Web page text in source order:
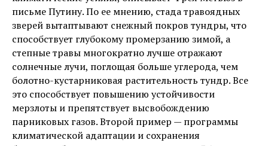
письме Путину. По ее мнению, стада травоядных
зверей вытаптывают снежный покров тундры, что
способствует глубокому промерзанию зимой, а
степные травы многократно лучше отражают
солнечные лучи, поглощая больше углерода, чем
болотно-кустарниковая растительность тундр. Все
это способствует повышению устойчивости
мерзлоты и препятствует высвобождению
парниковых газов. Второй пример — программы
климатической адаптации и сохранения